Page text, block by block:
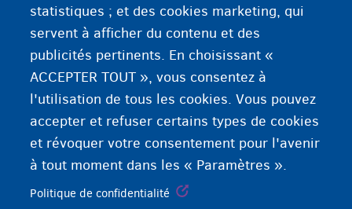
statistiques ; et des cookies marketing, qui
servent à afficher du contenu et des
publicités pertinents. En choisissant «
ACCEPTER TOUT », vous consentez à
l'utilisation de tous les cookies. Vous pouvez
accepter et refuser certains types de cookies
et révoquer votre consentement pour l'avenir
à tout moment dans les « Paramètres ».
Politique de confidentialité